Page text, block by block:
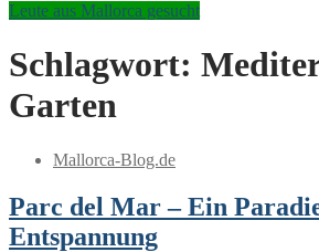
Leute aus Mallorca gesucht
Schlagwort:
Garten
Mallorca-Blog.de
Parc del Mar – Ein
Entspannung